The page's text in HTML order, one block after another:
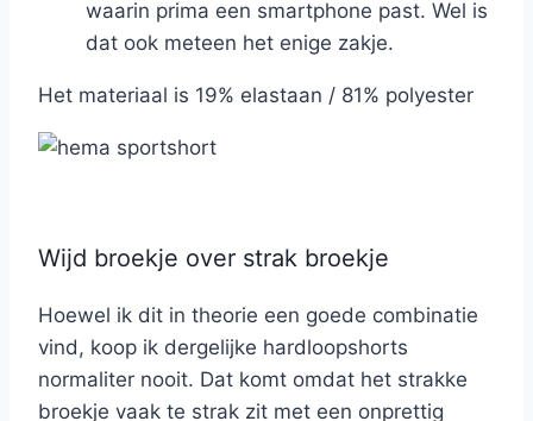
waarin prima een smartphone past. Wel is
dat ook meteen het enige zakje.
Het materiaal is 19% elastaan / 81% polyester
Wijd broekje over strak broekje
Hoewel ik dit in theorie een goede combinatie
vind, koop ik dergelijke hardloopshorts
normaliter nooit. Dat komt omdat het strakke
broekje vaak te strak zit met een onprettig